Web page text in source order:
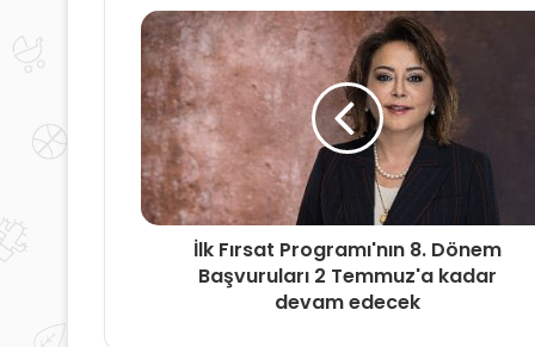
dağıttı
İlk Fırsat Programı'nın 8. Dönem
Başvuruları 2 Temmuz'a kadar
devam edecek